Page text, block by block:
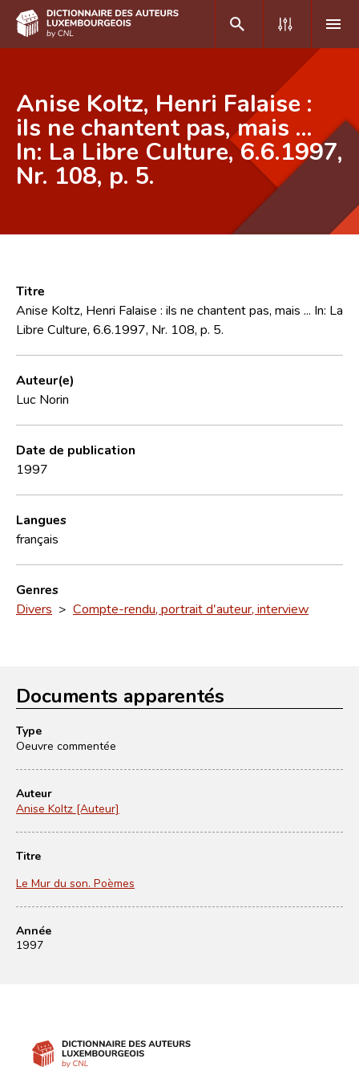
DE FR
Accueil
Auteur(e)s A-Z
Équipe scientifique
Anise Koltz, Henri Falaise :
ils ne chantent pas, mais ...
In: La Libre Culture, 6.6.1997,
Nr. 108, p. 5.
Titre
Anise Koltz, Henri Falaise : ils ne chantent pas, mais ... In: La
Libre Culture, 6.6.1997, Nr. 108, p. 5.
Auteur(e)
Luc Norin
Date de publication
1997
Langues
français
Genres
Divers > Compte-rendu, portrait d'auteur, interview
Documents apparentés
Type
Oeuvre commentée
Auteur
Anise Koltz [Auteur]
Titre
Le Mur du son. Poèmes
Année
1997